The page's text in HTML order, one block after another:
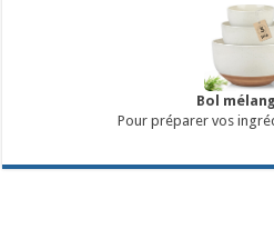
Bol
Pour préparer vos